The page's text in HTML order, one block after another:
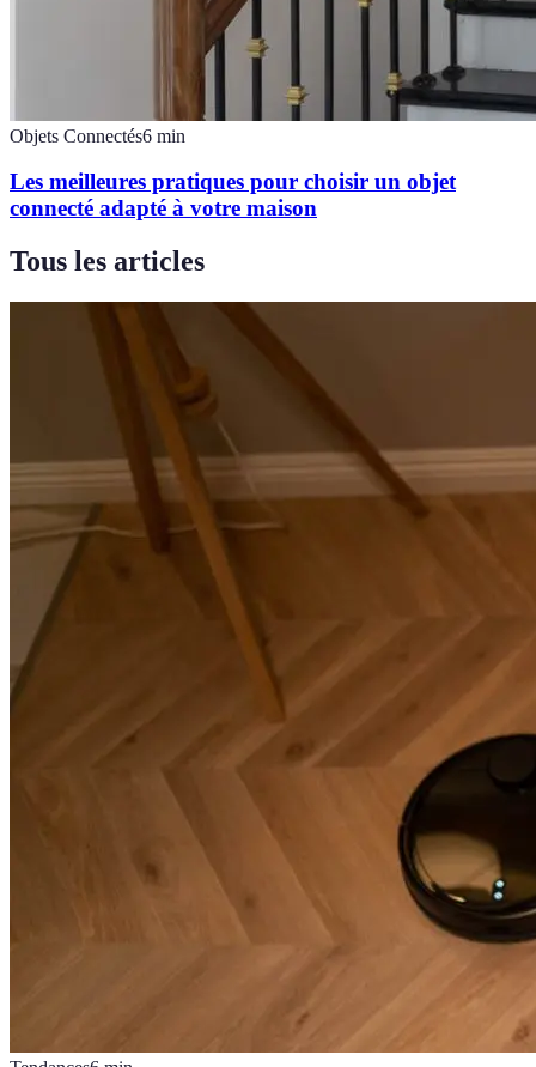
Objets Connectés6 min
Les meilleures pratiques pour choisir un objet
connecté adapté à votre maison
Tous les articles